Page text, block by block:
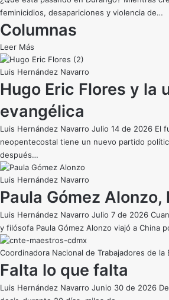
feminicidios, desapariciones y violencia de…
Columnas
Leer Más
Luis Hernández Navarro
Hugo Eric Flores y la
evangélica
Luis Hernández Navarro Julio 14 de 2026 El
neopentecostal tiene un nuevo partido
después…
Luis Hernández Navarro
Paula Gómez
Luis Hernández Navarro Julio 7 de 2026
y filósofa Paula Gómez Alonzo viajó a China
Coordinadora Nacional de Trabajadores de la
Falta lo que falta
Luis Hernández Navarro Junio 30 de 2026